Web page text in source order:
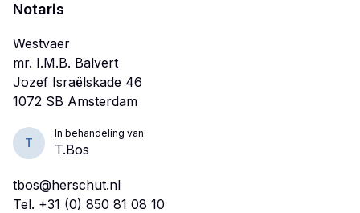
Notaris
Westvaer
mr. I.M.B. Balvert
Jozef Israëlskade 46
T
In behandeling van
T.Bos
tbos@herschut.nl
Tel. +31 (0) 850 81 08 10